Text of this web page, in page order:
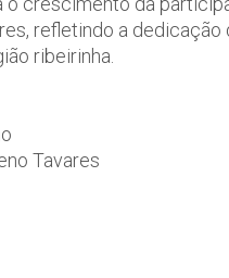
refletindo a
ribeirinha.
Tavares